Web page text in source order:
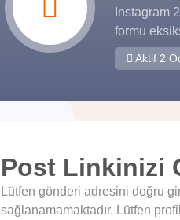
Instagram
formu
Aktif 2
Post Linkinizi
Lütfen gönderi adresini doğru
sağlanamamaktadır. Lütfen